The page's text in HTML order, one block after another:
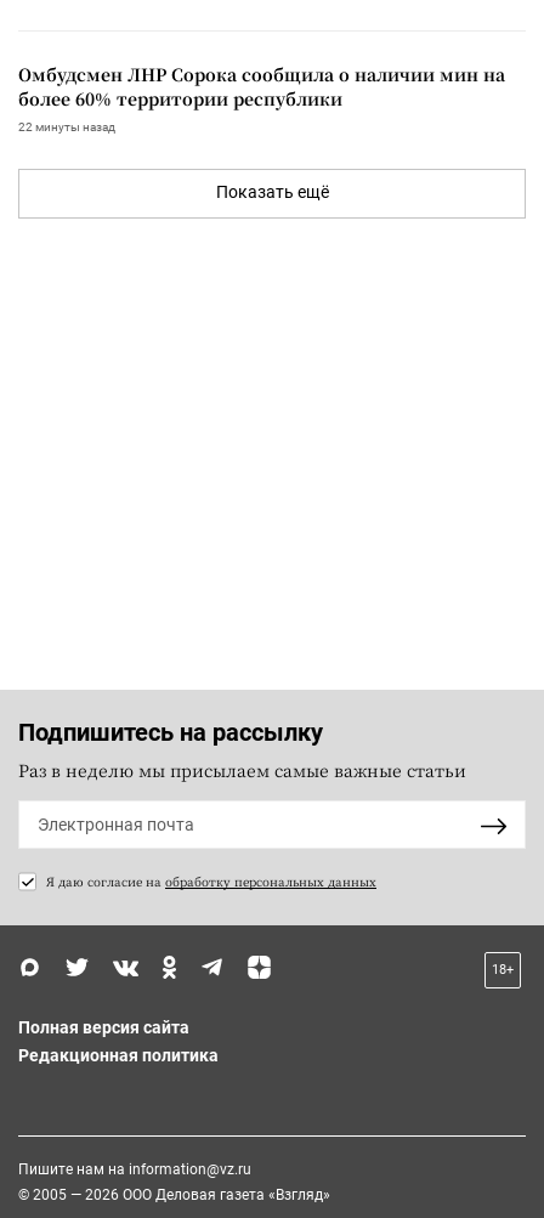
Омбудсмен ЛНР Сорока сообщила о наличии мин на
более 60% территории республики
22 минуты назад
Показать ещё
Подпишитесь на рассылку
Раз в неделю мы присылаем самые важные статьи
Я даю согласие на обработку персональных данных
18+
Полная версия сайта
Редакционная политика
Пишите нам на information@vz.ru
© 2005 — 2026 ООО Деловая газета «Взгляд»